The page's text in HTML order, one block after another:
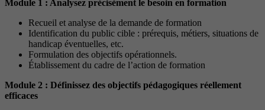
Module 1 : Analysez précisément le besoin en formation
Recueil et analyse de la demande de formation
Identification du public cible : prérequis, métiers, situations de
handicap éventuelles, etc.
Formulation des objectifs opérationnels.
Établissement du cadre de l’action de formation
Module 2 : Définissez des objectifs pédagogiques réellement
efficaces